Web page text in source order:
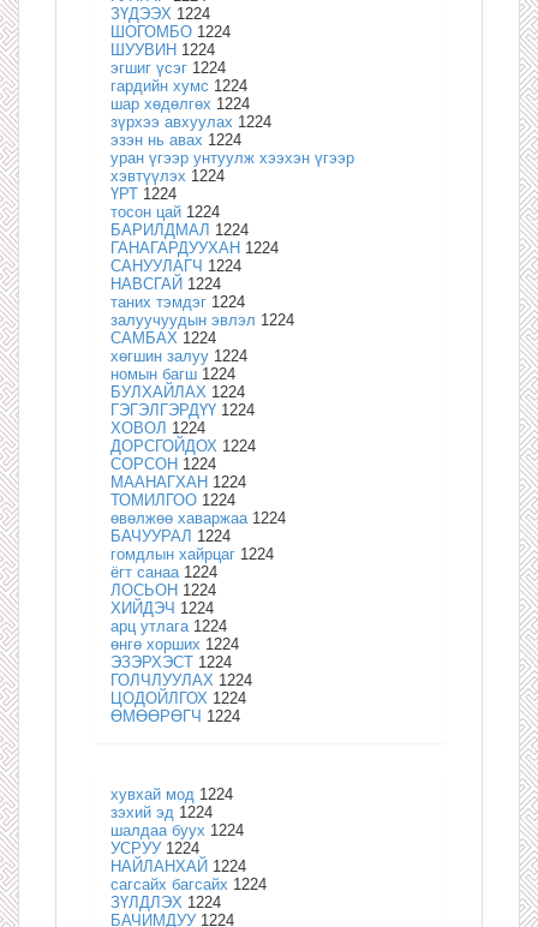
ЗҮДЭЭХ 1224
ШОГОМБО 1224
ШУУВИН 1224
эгшиг үсэг 1224
гардийн хумс 1224
шар хөдөлгөх 1224
зүрхээ авхуулах 1224
эзэн нь авах 1224
уран үгээр унтуулж хээхэн үгээр
хэвтүүлэх 1224
ҮРТ 1224
тосон цай 1224
БАРИЛДМАЛ 1224
ГАНАГАРДУУХАН 1224
САНУУЛАГЧ 1224
НАВСГАЙ 1224
таних тэмдэг 1224
залуучуудын эвлэл 1224
САМБАХ 1224
хөгшин залуу 1224
номын багш 1224
БУЛХАЙЛАХ 1224
ГЭГЭЛГЭРДҮҮ 1224
ХОВОЛ 1224
ДОРСГОЙДОХ 1224
СОРСОН 1224
МААНАГХАН 1224
ТОМИЛГОО 1224
өвөлжөө хаваржаа 1224
БАЧУУРАЛ 1224
гомдлын хайрцаг 1224
ёгт санаа 1224
ЛОСЬОН 1224
ХИЙДЭЧ 1224
арц утлага 1224
өнгө хорших 1224
ЭЗЭРХЭСТ 1224
ГОЛЧЛУУЛАХ 1224
ЦОДОЙЛГОХ 1224
ӨМӨӨРӨГЧ 1224
хувхай мод 1224
зэхий эд 1224
шалдаа буух 1224
УСРУУ 1224
НАЙЛАНХАЙ 1224
сагсайх багсайх 1224
ЗҮЛДЛЭХ 1224
БАЧИМДУУ 1224